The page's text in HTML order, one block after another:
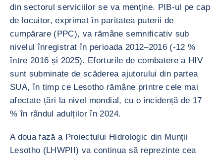
din sectorul serviciilor se va menține. PIB-ul pe cap
de locuitor, exprimat în paritatea puterii de
cumpărare (PPC), va rămâne semnificativ sub
nivelul înregistrat în perioada 2012–2016 (-12 %
între 2016 și 2025). Eforturile de combatere a HIV
sunt subminate de scăderea ajutorului din partea
SUA, în timp ce Lesotho rămâne printre cele mai
afectate țări la nivel mondial, cu o incidență de 17
% în rândul adulților în 2024.
A doua fază a Proiectului Hidrologic din Munții
Lesotho (LHWPII) va continua să reprezinte cea